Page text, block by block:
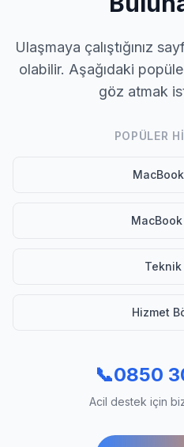
Ulaşmaya çalıştığınız
olabilir. Aşağıdaki
göz atmak
POPÜLER
Teknik
Hizmet
📞0850
Acil destek için